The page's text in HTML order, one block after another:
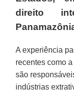
direito
A experiência
recentes como a
são
indústrias